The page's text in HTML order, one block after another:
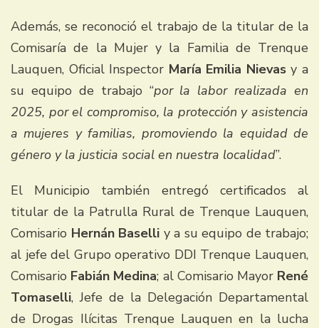
Además, se reconoció el trabajo de la titular de la
Comisaría de la Mujer y la Familia de Trenque
Lauquen, Oficial Inspector María Emilia Nievasy a
su equipo de trabajo “por la labor realizada en
2025, por el compromiso, la protección y asistencia
a mujeres y familias, promoviendo la equidad de
género y la justicia social en nuestra localidad”.
El Municipio también entregó certificados al
titular de la Patrulla Rural de Trenque Lauquen,
Comisario Hernán Baselli y a su equipo de trabajo;
al jefe del Grupo operativo DDI Trenque Lauquen,
Comisario Fabián Medina; al Comisario Mayor René
Tomaselli, Jefe de la Delegación Departamental
de Drogas Ilícitas Trenque Lauquen en la lucha